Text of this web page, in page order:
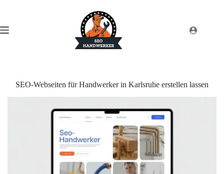
SEO-Webseiten für Handwerker in Karlsruhe erstellen lassen